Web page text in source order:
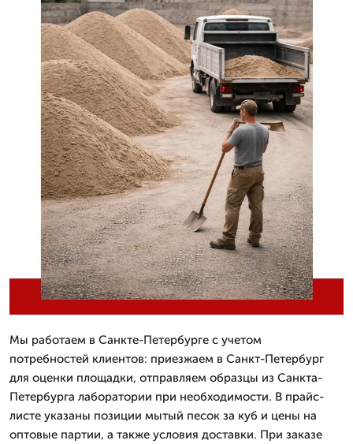
Мы работаем в Санкте-Петербурге с учетом
потребностей клиентов: приезжаем в Санкт-Петербург
для оценки площадки, отправляем образцы из Санкта-
Петербурга лаборатории при необходимости. В прайс-
листе указаны позиции мытый песок за куб и цены на
оптовые партии, а также условия доставки. При заказе